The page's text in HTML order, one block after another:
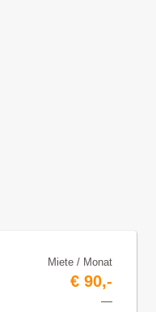
Miete / Monat
€ 90,-
—